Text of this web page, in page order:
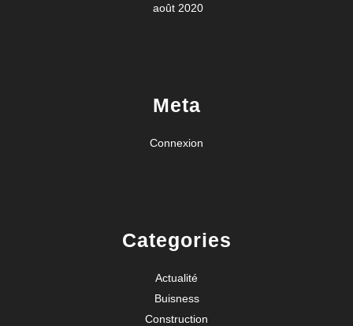
août 2020
Meta
Connexion
Categories
Actualité
Buisness
Construction